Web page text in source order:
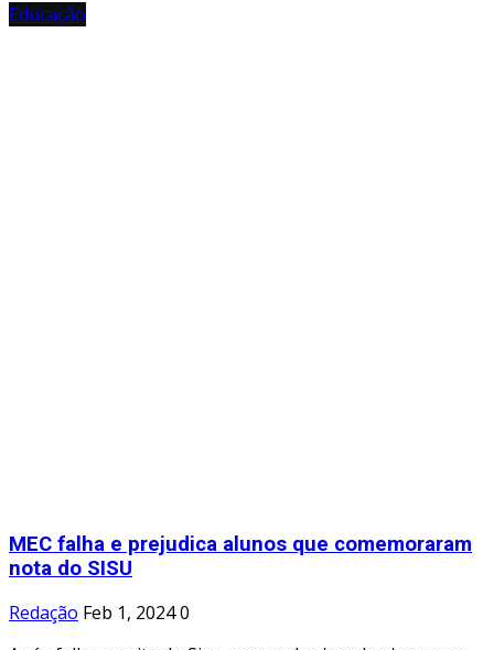
Educação
MEC falha e prejudica alunos que comemoraram
nota do SISU
Redação Feb 1, 20240